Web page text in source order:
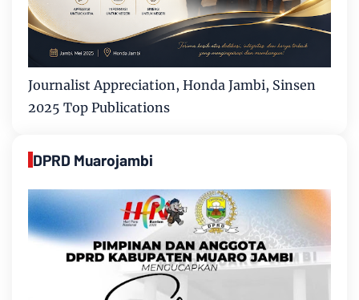
Journalist Appreciation, Honda Jambi, Sinsen
2025 Top Publications
DPRD Muarojambi